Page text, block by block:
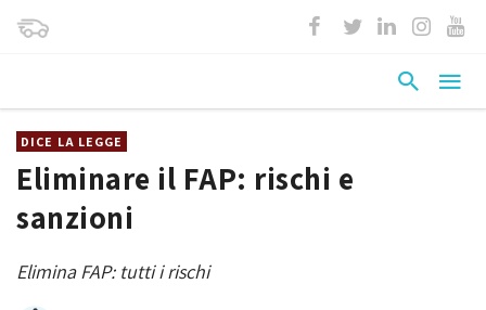
DICE LA LEGGE
Eliminare il FAP: rischi e
sanzioni
Elimina FAP: tutti i rischi